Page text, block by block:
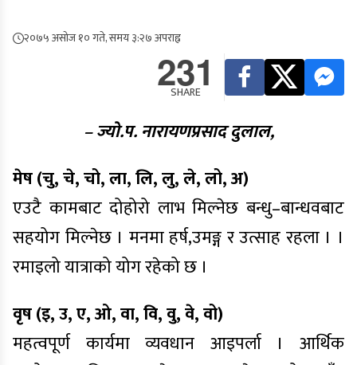
२०७५ असोज १० गते, समय ३:२७ अपराह्न
231
SHARE
– ज्यो.प. नारायणप्रसाद दुलाल,
मेष (चु, चे, चो, ला, लि, लु, ले, लो, अ)
एउटै कामबाट दोहोरो लाभ मिल्नेछ बन्धु–बान्धवबाट
सहयोग मिल्नेछ । मनमा हर्ष,उमङ्ग र उत्साह रहला । ।
रमाइलो यात्राको योग रहेको छ ।
वृष (इ, उ, ए, ओ, वा, वि, वु, वे, वो)
महत्वपूर्ण कार्यमा व्यवधान आइपर्ला । आर्थिक